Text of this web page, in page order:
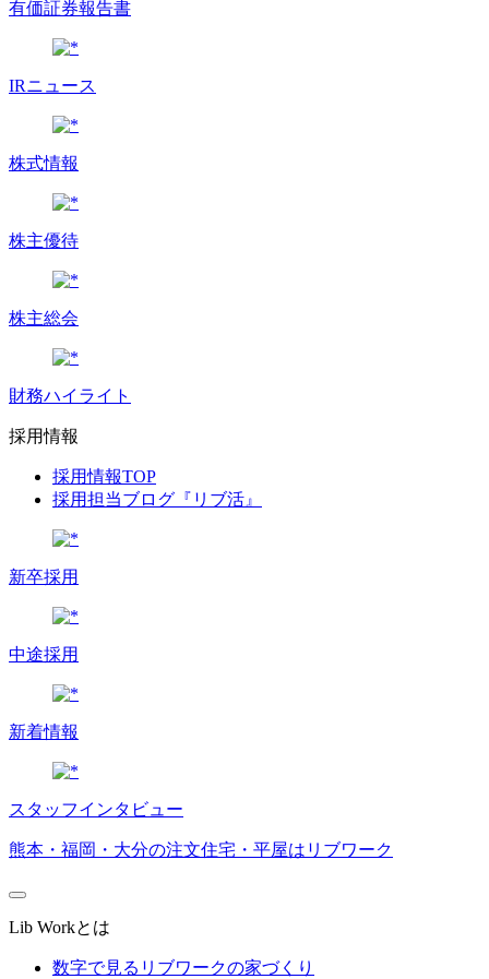
有価証券報告書
IRニュース
株式情報
株主優待
株主総会
財務ハイライト
採用情報
採用情報TOP
採用担当ブログ『リブ活』
新卒採用
中途採用
新着情報
スタッフインタビュー
熊本・福岡・大分の注文住宅・平屋はリブワーク
Lib Workとは
数字で見るリブワークの家づくり